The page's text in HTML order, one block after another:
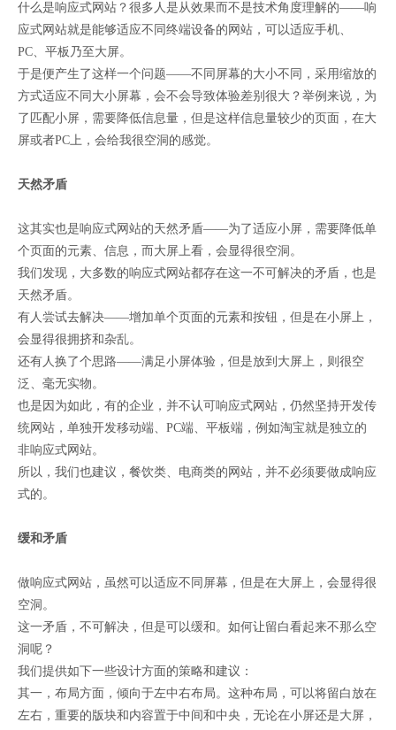
什么是响应式网站？很多人是从效果而不是技术角度理解的——响
应式网站就是能够适应不同终端设备的网站，可以适应手机、
PC、平板乃至大屏。
于是便产生了这样一个问题——不同屏幕的大小不同，采用缩放的
方式适应不同大小屏幕，会不会导致体验差别很大？举例来说，为
了匹配小屏，需要降低信息量，但是这样信息量较少的页面，在大
屏或者PC上，会给我很空洞的感觉。
天然矛盾
这其实也是响应式网站的天然矛盾——为了适应小屏，需要降低单
个页面的元素、信息，而大屏上看，会显得很空洞。
我们发现，大多数的响应式网站都存在这一不可解决的矛盾，也是
天然矛盾。
有人尝试去解决——增加单个页面的元素和按钮，但是在小屏上，
会显得很拥挤和杂乱。
还有人换了个思路——满足小屏体验，但是放到大屏上，则很空
泛、毫无实物。
也是因为如此，有的企业，并不认可响应式网站，仍然坚持开发传
统网站，单独开发移动端、PC端、平板端，例如淘宝就是独立的
非响应式网站。
所以，我们也建议，餐饮类、电商类的网站，并不必须要做成响应
式的。
缓和矛盾
做响应式网站，虽然可以适应不同屏幕，但是在大屏上，会显得很
空洞。
这一矛盾，不可解决，但是可以缓和。如何让留白看起来不那么空
洞呢？
我们提供如下一些设计方面的策略和建议：
其一，布局方面，倾向于左中右布局。这种布局，可以将留白放在
左右，重要的版块和内容置于中间和中央，无论在小屏还是大屏，